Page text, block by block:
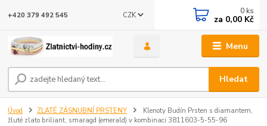
Menu
CZK
Hledat
+420 379 492 545 0 ks
za 0,00 Kč
Úvod ZLATÉ ZÁSNUBNÍ PRSTENY
Klenoty Budín Prsten s diamantem,
žluté zlato briliant, smaragd (emerald) v kombinaci 3811603-5-55-96